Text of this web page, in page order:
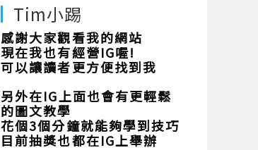
Tim小踢
感謝大家觀看我的網站
現在我也有經營IG喔!
可以讓讀者更方便找到我
另外在IG上面也會有更輕鬆
的圖文教學
花個3個分鐘就能夠學到技巧
目前抽獎也都在IG上舉辦